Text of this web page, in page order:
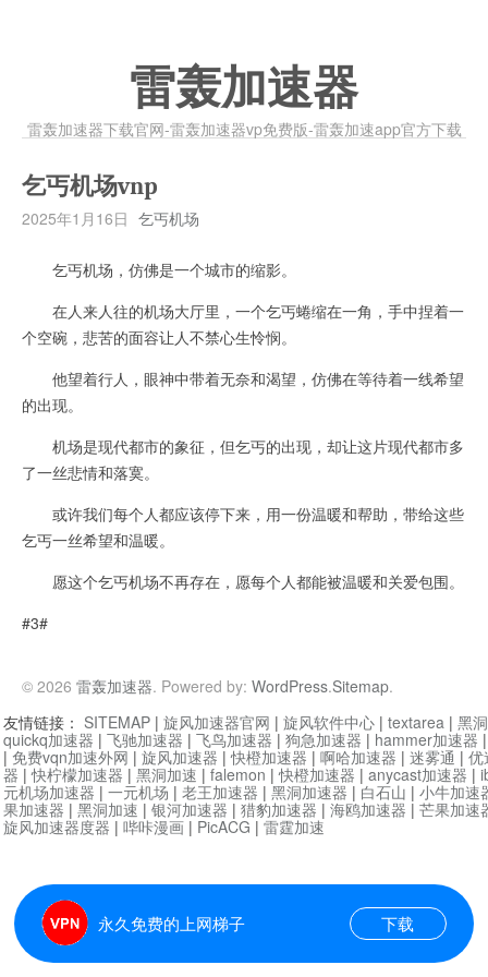
雷轰加速器
雷轰加速器下载官网-雷轰加速器vp免费版-雷轰加速app官方下载
乞丐机场vnp
2025年1月16日 乞丐机场
乞丐机场，仿佛是一个城市的缩影。
在人来人往的机场大厅里，一个乞丐蜷缩在一角，手中捏着一
个空碗，悲苦的面容让人不禁心生怜悯。
他望着行人，眼神中带着无奈和渴望，仿佛在等待着一线希望
的出现。
机场是现代都市的象征，但乞丐的出现，却让这片现代都市多
了一丝悲情和落寞。
或许我们每个人都应该停下来，用一份温暖和帮助，带给这些
乞丐一丝希望和温暖。
愿这个乞丐机场不再存在，愿每个人都能被温暖和关爱包围。
#3#
© 2026 雷轰加速器. Powered by: WordPress.Sitemap.
永久免费的上网梯子 下载
友情链接： SITEMAP | 旋风加速器官网 | 旋风软件中心 | textarea | 黑
quickq加速器 | 飞驰加速器 | 飞鸟加速器 | 狗急加速器 | hammer加速器
| 免费vqn加速外网 | 旋风加速器 |快橙加速器 | 啊哈加速器 | 迷雾通 | 优
器 |快柠檬加速器 | 黑洞加速 | falemon |快橙加速器 | anycast加速器 |
元机场加速器 | 一元机场 | 老王加速器 | 黑洞加速器 | 白石山 | 小牛加速
果加速器 | 黑洞加速 | 银河加速器 | 猎豹加速器 | 海鸥加速器 | 芒果加速
旋风加速器度器 | 哔咔漫画 | PicACG | 雷霆加速